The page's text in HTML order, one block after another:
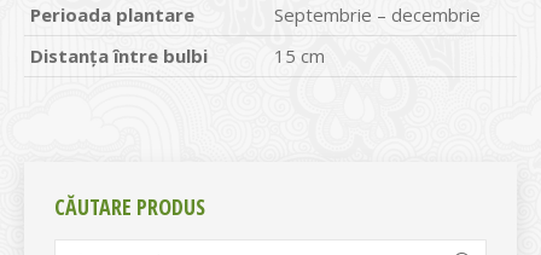
Perioada plantare
Septembrie – decembrie
Distanţaîntre bulbi 15 cm
CĂUTARE PRODUS